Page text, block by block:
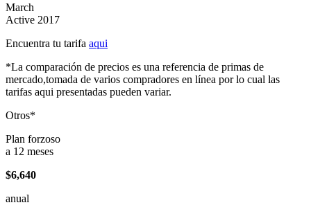
March
Active 2017
Encuentra tu tarifa aqui
*La comparación de precios es una referencia de primas de
mercado,tomada de varios compradores en línea por lo cual las
tarifas aqui presentadas pueden variar.
Otros*
Plan forzoso
a 12 meses
$6,640
anual